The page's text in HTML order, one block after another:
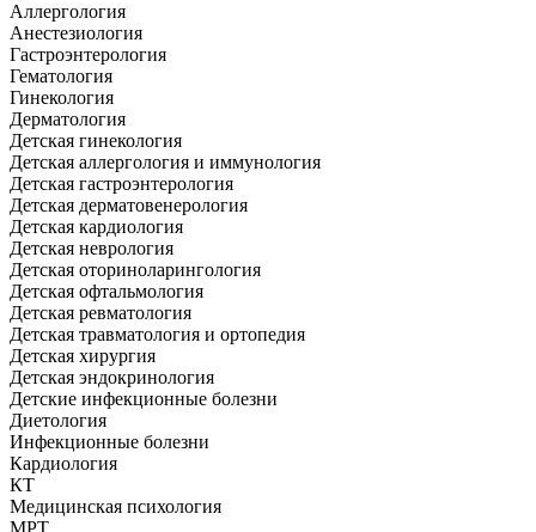
Аллергология
Анестезиология
Гастроэнтерология
Гематология
Гинекология
Дерматология
Детская гинекология
Детская аллергология и иммунология
Детская гастроэнтерология
Детская дерматовенерология
Детская кардиология
Детская неврология
Детская оториноларингология
Детская офтальмология
Детская ревматология
Детская травматология и ортопедия
Детская хирургия
Детская эндокринология
Детские инфекционные болезни
Диетология
Инфекционные болезни
Кардиология
КТ
Медицинская психология